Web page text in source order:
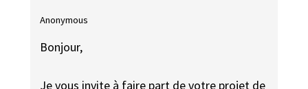
Anonymous
Bonjour,
Je vous invite à faire part de votre projet de